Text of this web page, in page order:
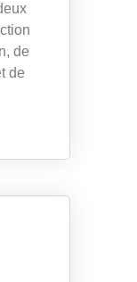
de
de